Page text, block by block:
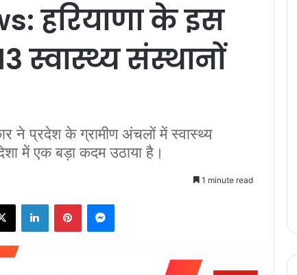
हरियाणा के इस
स्वास्थ्य संस्थानों
ने प्रदेश के ग्रामीण अंचलों में स्वास्थ्य
में एक बड़ा कदम उठाया है।
1 minute read
X LinkedIn Pinterest Messenger